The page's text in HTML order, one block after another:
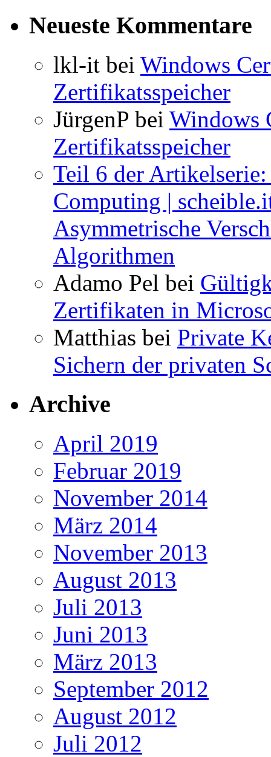
Neueste Kommentare
lkl-it bei Windows
Zertifikatsspeicher
JürgenP bei Windows
Zertifikatsspeicher
Teil 6 der
Computing |
Asymmetrische
Algorithmen
Adamo Pel bei
Zertifikaten in
Matthias bei Private
Sichern der privaten
Archive
April 2019
Februar 2019
November 2014
März 2014
November 2013
August 2013
Juli 2013
Juni 2013
März 2013
September 2012
August 2012
Juli 2012